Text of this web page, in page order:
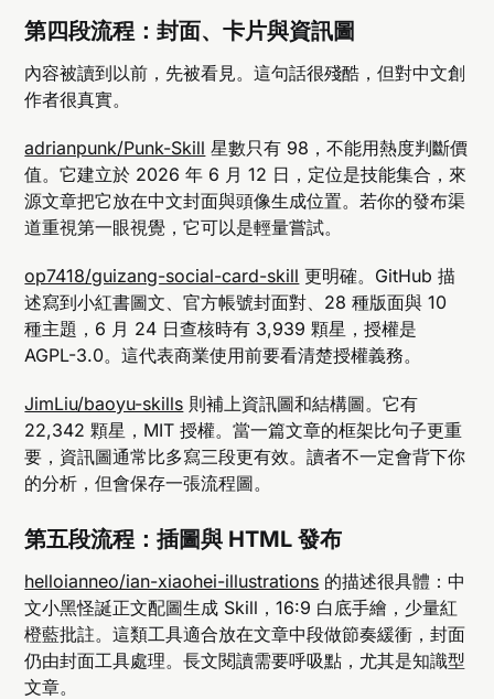
第四段流程：封面、卡片與資訊圖
內容被讀到以前，先被看見。這句話很殘酷，但對中文創
作者很真實。
adrianpunk/Punk-Skill 星數只有 98，不能用熱度判斷價
值。它建立於 2026 年 6 月 12 日，定位是技能集合，來
源文章把它放在中文封面與頭像生成位置。若你的發布渠
道重視第一眼視覺，它可以是輕量嘗試。
op7418/guizang-social-card-skill 更明確。GitHub 描
述寫到小紅書圖文、官方帳號封面對、28 種版面與 10
種主題，6 月 24 日查核時有 3,939 顆星，授權是
AGPL-3.0。這代表商業使用前要看清楚授權義務。
JimLiu/baoyu-skills 則補上資訊圖和結構圖。它有
22,342 顆星，MIT 授權。當一篇文章的框架比句子更重
要，資訊圖通常比多寫三段更有效。讀者不一定會背下你
的分析，但會保存一張流程圖。
第五段流程：插圖與 HTML 發布
helloianneo/ian-xiaohei-illustrations 的描述很具體：中
文小黑怪誕正文配圖生成 Skill，16:9 白底手繪，少量紅
橙藍批註。這類工具適合放在文章中段做節奏緩衝，封面
仍由封面工具處理。長文閱讀需要呼吸點，尤其是知識型
文章。